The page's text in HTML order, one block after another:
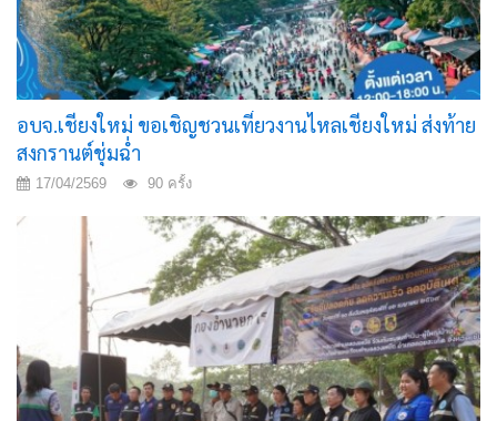
อบจ.เชียงใหม่ ขอเชิญชวนเที่ยวงานไหลเชียงใหม่ ส่งท้าย
สงกรานต์ชุ่มฉ่ำ
17/04/2569 90 ครั้ง